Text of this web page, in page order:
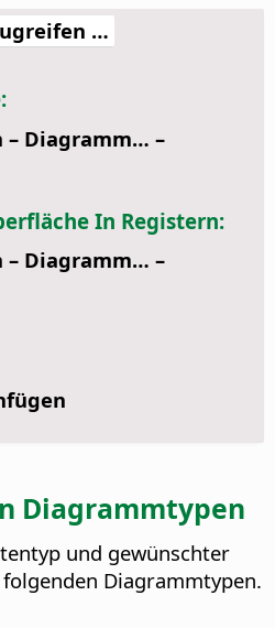
…
– Diagramm… –
In Registern:
– Diagramm… –
Diagrammtypen
und gewünschter
Diagrammtypen.